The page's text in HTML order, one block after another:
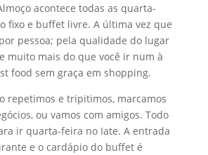
acontece todas as quarta-
fixo e buffet livre. A última vez que
pessoa; pela qualidade do lugar
muito mais do que você ir num à
food sem graça em shopping.
repetimos e tripitimos, marcamos
ou vamos com amigos. Todo
ir quarta-feira no Iate. A entrada
e o cardápio do buffet é